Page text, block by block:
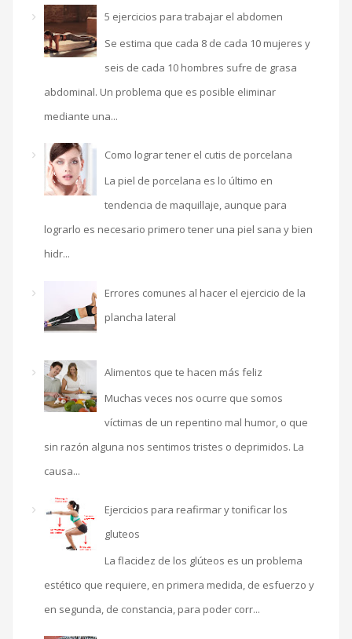
5 ejercicios para trabajar el abdomen
Se estima que cada 8 de cada 10 mujeres y
seis de cada 10 hombres sufre de grasa
abdominal. Un problema que es posible eliminar
mediante una...
Como lograr tener el cutis de porcelana
La piel de porcelana es lo último en
tendencia de maquillaje, aunque para
lograrlo es necesario primero tener una piel sana y bien
hidr...
Errores comunes al hacer el ejercicio de la
plancha lateral
Alimentos que te hacen más feliz
Muchas veces nos ocurre que somos
víctimas de un repentino mal humor, o que
sin razón alguna nos sentimos tristes o deprimidos. La
causa...
Ejercicios para reafirmar y tonificar los
gluteos
La flacidez de los glúteos es un problema
estético que requiere, en primera medida, de esfuerzo y
en segunda, de constancia, para poder corr...